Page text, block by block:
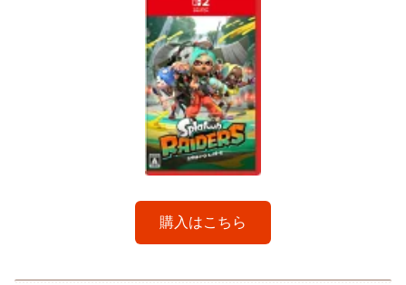
購入はこちら